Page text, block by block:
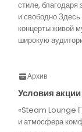
стиле,
и свободно.Здесь
концерты живой
широкую
Архив
Условия акции
«Steam Lounge
и атмосфера